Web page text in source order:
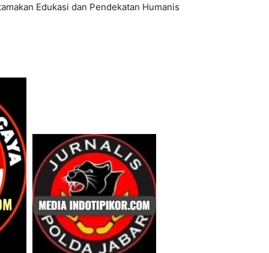
Edukasi dan Pendekatan Humanis